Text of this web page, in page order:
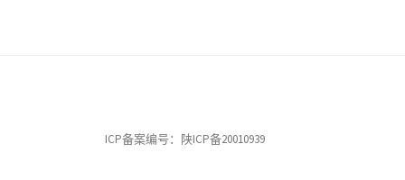
ICP备案编号：陕ICP备20010939